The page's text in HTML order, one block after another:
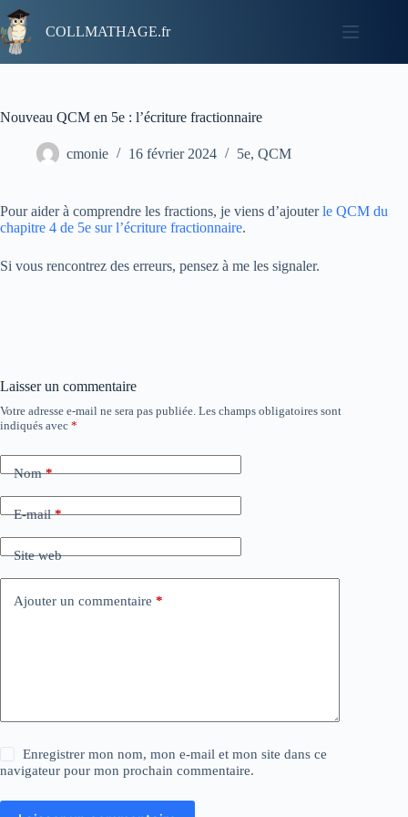
COLLMATHAGE.fr
Nouveau QCM en 5e : l’écriture fractionnaire
cmonie 16 février 2024 5e, QCM
Pour aider à comprendre les fractions, je viens d’ajouterle QCM du
chapitre 4 de 5e sur l’écriture fractionnaire.
Si vous rencontrez des erreurs, pensez à me les signaler.
Laisser un commentaire
Votre adresse e-mail ne sera pas publiée. Les champs obligatoires sont
indiqués avec *
Nom*
E-mail*
Site web
Ajouter un commentaire *
Enregistrer mon nom, mon e-mail et mon site dans ce
navigateur pour mon prochain commentaire.